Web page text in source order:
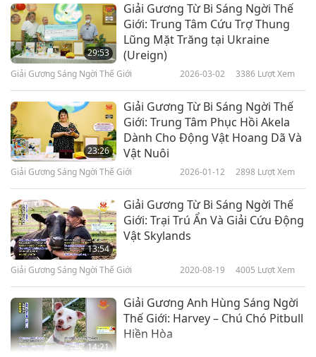
29:53
Giải Gương Từ Bi Sáng Ngời Thế
Giới: Trung Tâm Cứu Trợ Thung
Lũng Mặt Trăng tại Ukraine
(Ureign)
Giải Gương Sáng Ngời Thế Giới 2026-03-02 3386 Lượt Xem
23:26
Giải Gương Từ Bi Sáng Ngời Thế
Giới: Trung Tâm Phục Hồi Akela
Dành Cho Động Vật Hoang Dã Và
Vật Nuôi
Giải Gương Sáng Ngời Thế Giới 2026-01-12 2898 Lượt Xem
13:54
Giải Gương Từ Bi Sáng Ngời Thế
Giới: Trại Trú Ẩn Và Giải Cứu Động
Vật Skylands
Giải Gương Sáng Ngời Thế Giới 2020-08-19 4005 Lượt Xem
14:21
Giải Gương Anh Hùng Sáng Ngời
Thế Giới: Harvey – Chú Chó Pitbull
Hiền Hòa